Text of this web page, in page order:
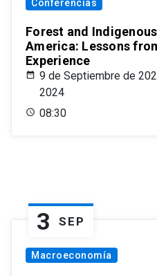
Conferencias
Forest and
America: Lessons
Experience
9 de Septiembre de
2024
08:30
3 SEP
Macroeconomía